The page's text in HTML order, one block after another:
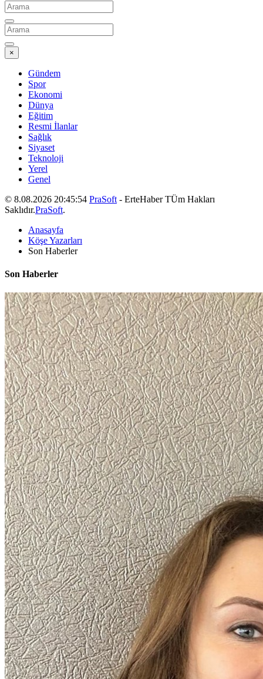
×
Gündem
Spor
Ekonomi
Dünya
Eğitim
Resmi İlanlar
Sağlık
Siyaset
Teknoloji
Yerel
Genel
© 8.08.2026 20:45:54 PraSoft - ErteHaber TÜm Hakları
Saklıdır.PraSoft.
Anasayfa
Köşe Yazarları
Son Haberler
Son Haberler